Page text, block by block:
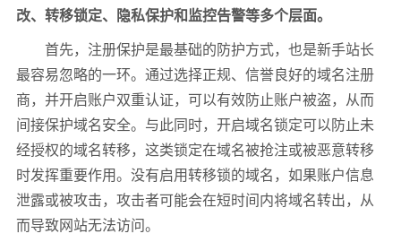
改、转移锁定、隐私保护和监控告警等多个层面。
首先，注册保护是最基础的防护方式，也是新手站长
最容易忽略的一环。通过选择正规、信誉良好的域名注册
商，并开启账户双重认证，可以有效防止账户被盗，从而
间接保护域名安全。与此同时，开启域名锁定可以防止未
经授权的域名转移，这类锁定在域名被抢注或被恶意转移
时发挥重要作用。没有启用转移锁的域名，如果账户信息
泄露或被攻击，攻击者可能会在短时间内将域名转出，从
而导致网站无法访问。